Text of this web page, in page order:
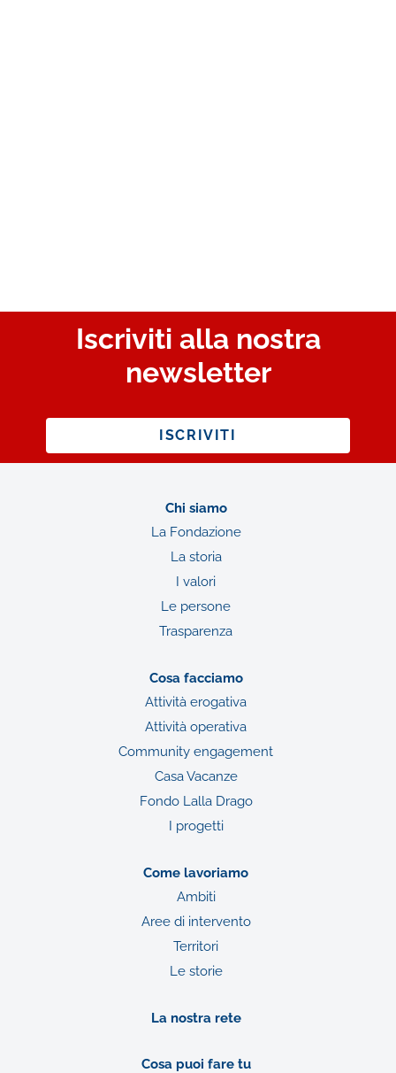
Iscriviti alla nostra
newsletter
ISCRIVITI
Chi siamo
La Fondazione
La storia
I valori
Le persone
Trasparenza
Cosa facciamo
Attività erogativa
Attività operativa
Community engagement
Casa Vacanze
Fondo Lalla Drago
I progetti
Come lavoriamo
Ambiti
Aree di intervento
Territori
Le storie
La nostra rete
Cosa puoi fare tu